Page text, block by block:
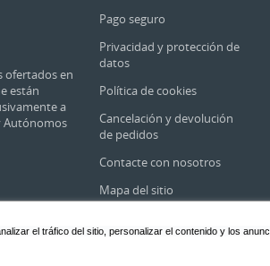
ofertados en
están
a
Autónomos
Pago seguro
Privacidad y protección de
datos
Política de cookies
Cancelación y devolución
de pedidos
Contacte con nosotros
Mapa del sitio
el tráfico del sitio, personalizar el contenido y los